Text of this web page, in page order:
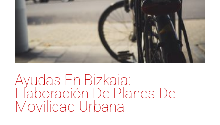
Ayudas En Bizkaia:
Elaboración De Planes De
Movilidad Urbana